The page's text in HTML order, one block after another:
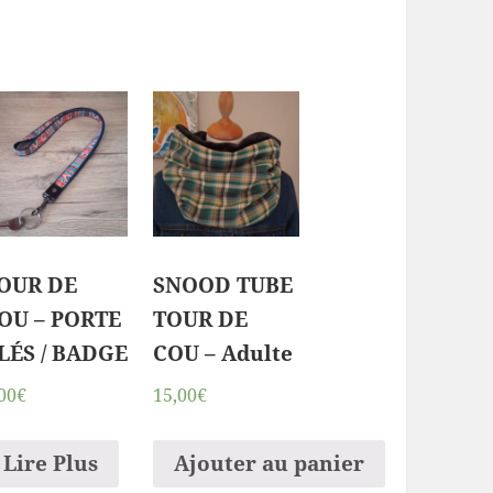
DE
– PORTE
/ BADGE
Lire Plus
SNOOD TUBE
TOUR DE
COU – Adulte
15,00€
Ajouter au panier